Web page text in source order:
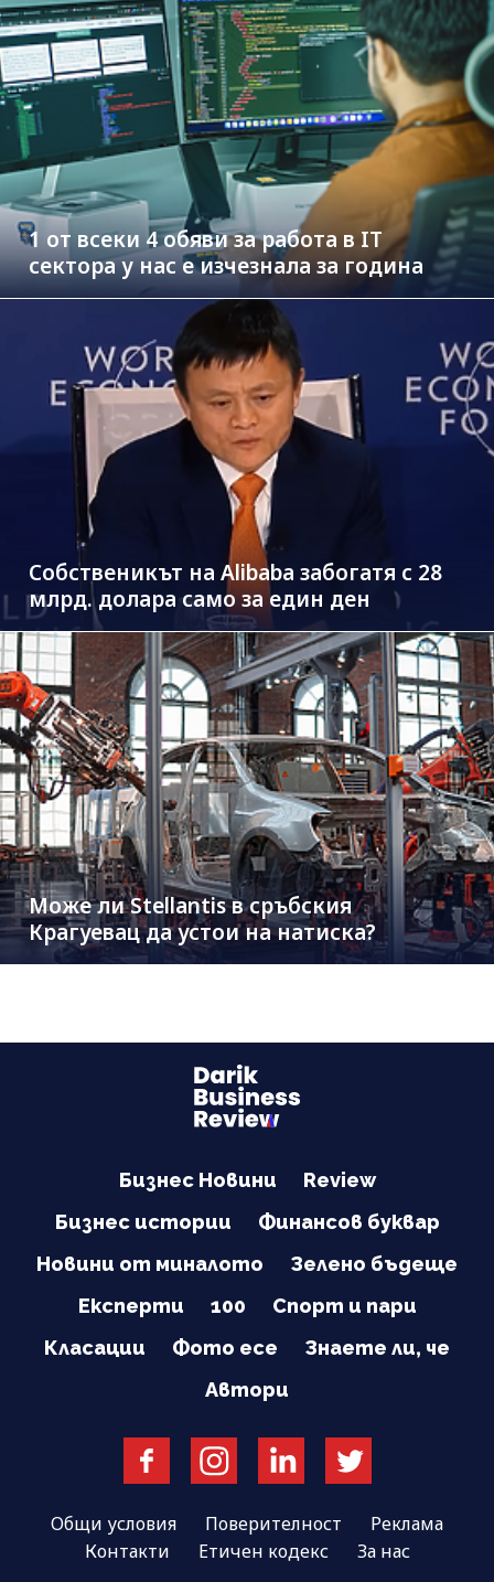
1 от всеки 4 обяви за работа в IT
сектора у нас е изчезнала за година
Собственикът на Alibaba забогатя с 28
млрд. долара само за един ден
Може ли Stellantis в сръбския
Крагуевац да устои на натиска?
Бизнес Новини
Review
Бизнес истории
Финансов буквар
Новини от миналото
Зелено бъдеще
Експерти
100
Спорт и пари
Класации
Фото есе
Знаете ли, че
Автори
Общи условия Поверителност
Реклама
Контакти
Етичен кодекс За нас